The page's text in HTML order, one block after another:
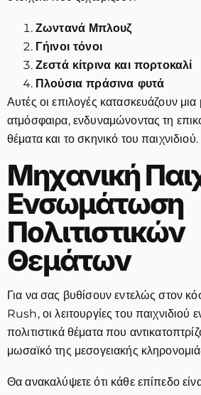
Ζωντανά Μπλουζ
Γήινοι τόνοι
Ζεστά κίτρινα και πορτοκαλί
Πλούσια πράσινα φυτά
Αυτές οι επιλογές κατασκευάζουν μια
ατμόσφαιρα, ενδυναμώνοντας τη
θέματα και το σκηνικό του παιχνιδιού.
Μηχανική
Ενσωμάτωση
Πολιτιστικών
Θεμάτων
Για να σας βυθίσουν εντελώς στον
Rush, οι λειτουργίες του παιχνιδιού
πολιτιστικά θέματα που
μωσαϊκό της μεσογειακής
Θα ανακαλύψετε ότι κάθε επίπεδο